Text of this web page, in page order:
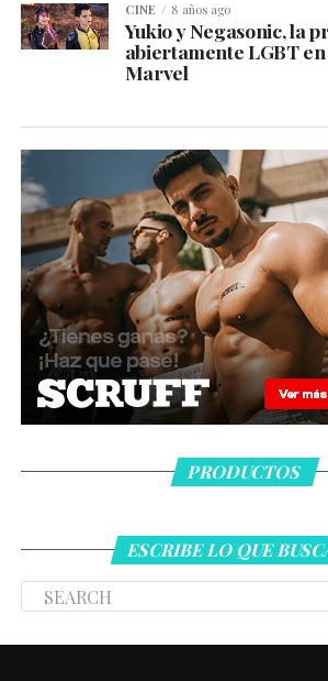
CINE 8 años ago
Yukio y Negasonic, la
abiertamente LGBT
Marvel
PRODUCTOS
ESCRIBE LO QUE